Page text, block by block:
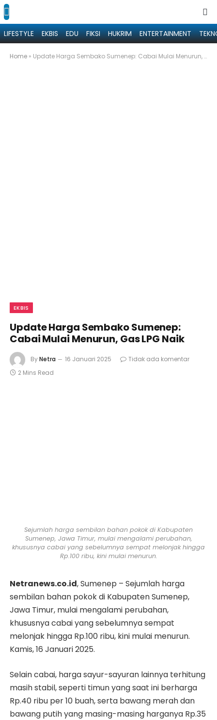
LIFESTYLE EKBIS EDU FIKSI HUKRIM ENTERTAINMENT
Home » Update Harga Sembako Sumenep: Cabai Mulai Menurun, Gas LPG Naik
EKBIS
Update Harga Sembako Sumenep:
Cabai Mulai Menurun, Gas LPG Naik
ByNetra 16 Januari 2025
Tidak ada komentar
2 Mins Read
Sejumlah harga sembilan bahan pokok di Kabupaten
Sumenep, Jawa Timur, mulai mengalami perubahan,
khususnya cabai yang sebelumnya sempat melonjak hingga
Rp.100 ribu, kini mulai menurun.
Netranews.co.id, Sumenep – Sejumlah harga
sembilan bahan pokok di Kabupaten Sumenep,
Jawa Timur, mulai mengalami perubahan,
khususnya cabai yang sebelumnya sempat
melonjak hingga Rp.100 ribu, kini mulai menurun.
Kamis, 16 Januari 2025.
Selain cabai, harga sayur-sayuran lainnya terhitung
masih stabil, seperti timun yang saat ini berharga
Rp.40 ribu per 10 buah, serta bawang merah dan
bawang putih yang masing-masing harganya Rp.35